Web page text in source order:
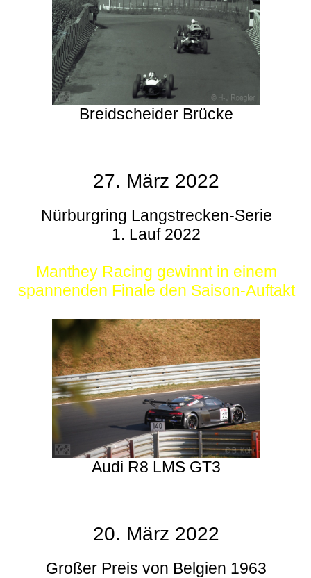
Breidscheider Brücke
27. März 2022
Nürburgring Langstrecken-Serie
1. Lauf 2022
Manthey Racing gewinnt in einem
spannenden Finale den Saison-Auftakt
Audi R8 LMS GT3
20. März 2022
Großer Preis von Belgien 1963